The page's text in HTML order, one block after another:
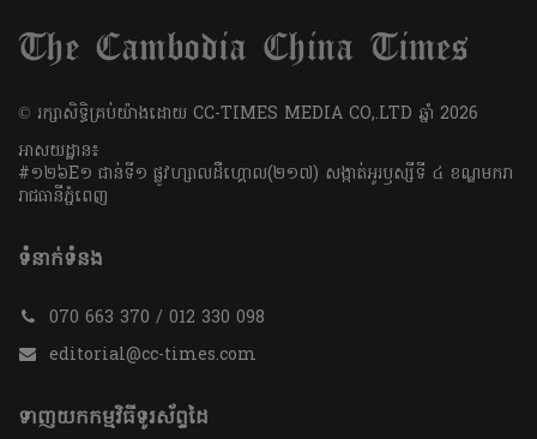
​© រក្សា​សិទ្ធិ​គ្រប់​យ៉ាង​ដោយ​ CC-TIMES MEDIA CO,.LTD ឆ្នាំ​ 2026
អាសយដ្ឋាន៖
#១២៦E១ ជាន់ទី១ ផ្លូវហ្សាលដឺហ្គោល(២១៧) សង្កាត់អូរឫស្សីទី ៤ ខណ្ឌមករា
រាជធានីភ្នំពេញ
ទំនាក់ទំនង
070 663 370 / 012 330 098
editorial@cc-times.com
ទាញយកកម្មវិធីទូរស័ព្ទដៃ